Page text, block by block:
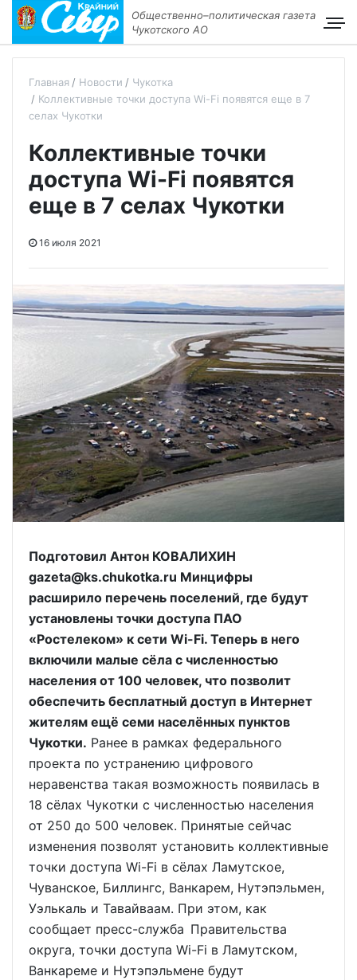
Общественно–политическая газета
Чукотского АО
Главная Новости
Чукотка
Коллективные точки доступа Wi-Fi появятся еще в 7
селах Чукотки
Коллективные точки
доступа Wi-Fi появятся
еще в 7 селах Чукотки
16 июля 2021
Подготовил Антон КОВАЛИХИН
gazeta@ks.chukotka.ru Минцифры
расширило перечень поселений, где будут
установлены точки доступа ПАО
«Ростелеком» к сети Wi-Fi. Теперь в него
включили малые сёла с численностью
населения от 100 человек, что позволит
обеспечить бесплатный доступ в Интернет
жителям ещё семи населённых пунктов
Чукотки. Ранее в рамках федерального
проекта по устранению цифрового
неравенства такая возможность появилась в
18 сёлах Чукотки с численностью населения
от 250 до 500 человек. Принятые сейчас
изменения позволят установить коллективные
точки доступа Wi-Fi в сёлах Ламутское,
Чуванское, Биллингс, Ванкарем, Нутэпэльмен,
Уэлькаль и Тавайваам. При этом, как
сообщает пресс-служба Правительства
округа, точки доступа Wi-Fi в Ламутском,
Ванкареме и Нутэпэльмене будут